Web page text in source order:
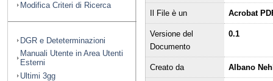
Modifica Criteri di Ricerca
DGR e Deteterminazioni
Manuali Utente in Area Utenti
Esterni
Ultimi 3gg
Il File è un Acrobat
Versione del
Documento
0.1
Creato da Albano